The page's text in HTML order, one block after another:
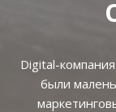
Digital-
были